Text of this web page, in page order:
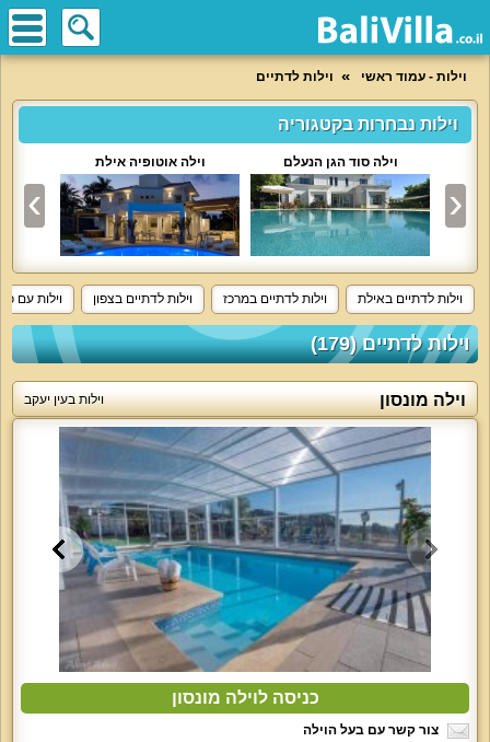
וילות - עמוד ראשי וילות לדתיים
וילות נבחרות בקטגוריה
וילה סוד הגן הנעלם וילה אוטופיה אילת
וילות לדתיים באילת וילות לדתיים במרכז וילות לדתיים בצפון וילות עם
וילות לדתיים (179)
וילה מונסון וילות בעין יעקב
כניסה לוילה מונסון
צור קשר עם בעל הוילה